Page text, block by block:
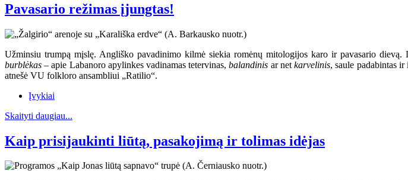
Pavasario režimas įjungtas!
Užminsiu trumpą mįslę. Angliško pavadinimo kilmė siekia romėnų mitologijos karo ir pavasario dievą.
burblėkas– apie Labanoro apylinkes vadinamas tetervinas,balandinis ar netkarvelinis, saule padabintas
atnešė VU folkloro ansambliui „Ratilio“.
Įvykiai
Skaityti daugiau...
Kaip prisijaukinti liūtą, pasakojimą ir tolimas idėjas